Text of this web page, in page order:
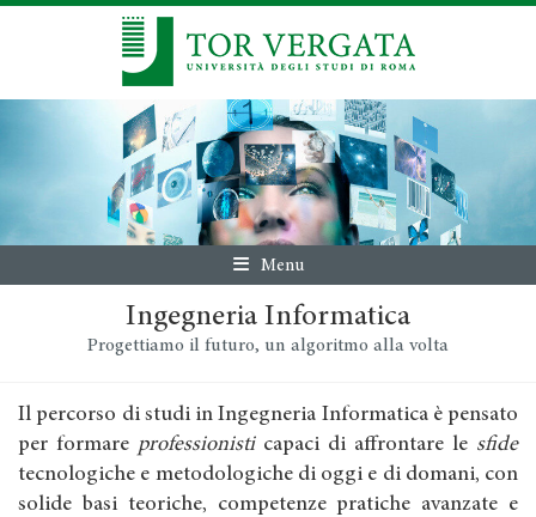
Menu
Ingegneria Informatica
Progettiamo il futuro, un algoritmo alla volta
Il percorso di studi in Ingegneria Informatica è pensato
per formare professionisticapaci di affrontare le sfide
tecnologiche e metodologiche di oggi e di domani, con
solide basi teoriche, competenze pratiche avanzate e